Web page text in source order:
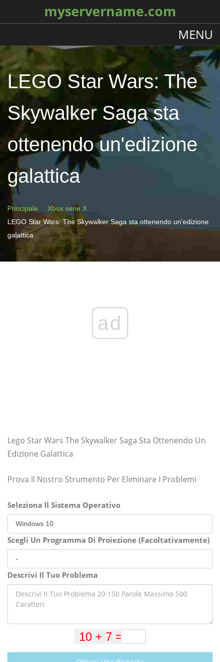
myservername.com
MENU
LEGO Star Wars: The
Skywalker Saga sta
ottenendo un'edizione
galattica
Principale
Xbox serie X
LEGO Star Wars: The Skywalker Saga sta ottenendo un'edizione
galattica
ad
Lego Star Wars The Skywalker Saga Sta Ottenendo Un
Edizione Galattica
Prova Il Nostro Strumento Per Eliminare I Problemi
Seleziona Il Sistema Operativo
Scegli Un Programma Di Proiezione (Facoltativamente)
Descrivi Il Tuo Problema